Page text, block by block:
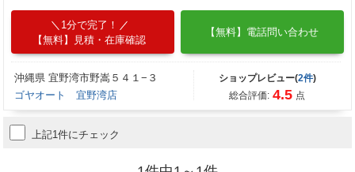
1分で完了！
【無料】見積・在庫確認
【無料】電話問い合わせ
沖縄県 宜野湾市野嵩５４１−３
ゴヤオート 宜野湾店
ショップレビュー(2件)
総合評価: 4.5 点
上記1件にチェック